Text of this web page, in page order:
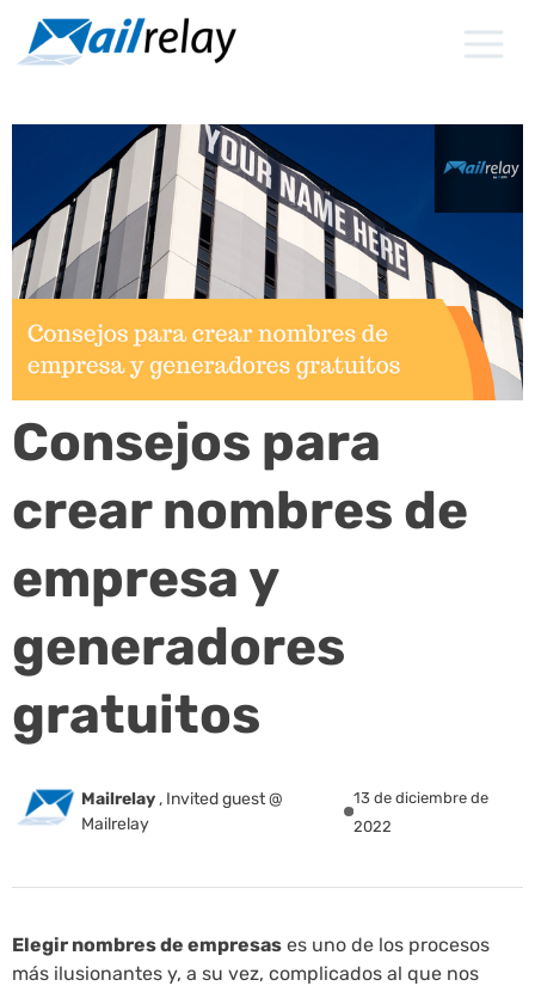
contenido
Consejos para
crear nombres de
empresa y
generadores
gratuitos
Mailrelay, Invited guest @
Mailrelay
13 de diciembre de
2022
Elegir nombres de empresas es uno de los procesos
más ilusionantes y, a su vez, complicados al que nos